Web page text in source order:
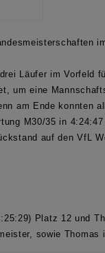
Läufer im Vorfeld
um eine
am Ende konnten
M30/35 in
auf den VfL
Platz 12 und
sowie Thomas